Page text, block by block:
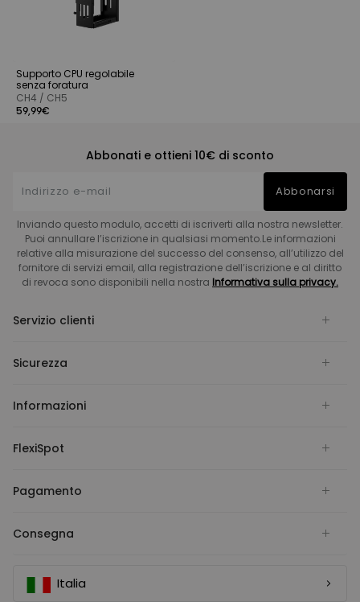
Supporto CPU regolabile
senza foratura
CH4 / CH5
59,99€
Abbonati e ottieni 10€ di sconto
Abbonarsi
Inviando questo modulo, accetti di iscriverti alla nostra newsletter.
Puoi annullare l’iscrizione in qualsiasi momento.Le informazioni
relative alla misurazione del successo del consenso, all’utilizzo del
fornitore di servizi email, alla registrazione dell’iscrizione e al diritto
di revoca sono disponibili nella nostra Informativa sulla privacy.
Servizio clienti
Sicurezza
Informazioni
FlexiSpot
Pagamento
Consegna
Italia